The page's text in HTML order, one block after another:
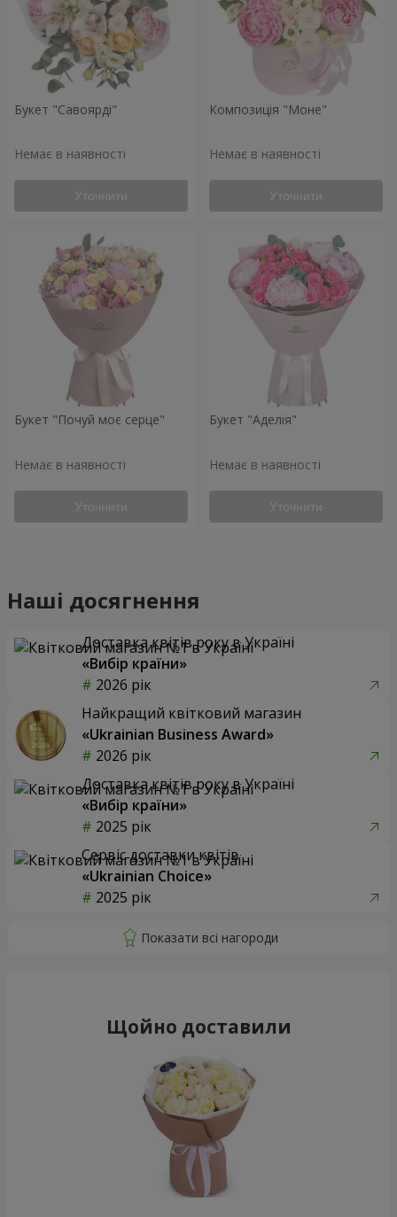
Букет "Савоярді"
Немає в наявності
Уточнити
Композиція "Моне"
Немає в наявності
Уточнити
Букет "Почуй моє серце"
Немає в наявності
Уточнити
Букет "Аделія"
Немає в наявності
Уточнити
Наші досягнення
Доставка квітів року в Україні
«Вибір країни»
2026 рік
Найкращий квітковий магазин
«Ukrainian Business Award»
2026 рік
Доставка квітів року в Україні
«Вибір країни»
2025 рік
Сервіс доставки квітів
«Ukrainian Choice»
2025 рік
Щойно доставили